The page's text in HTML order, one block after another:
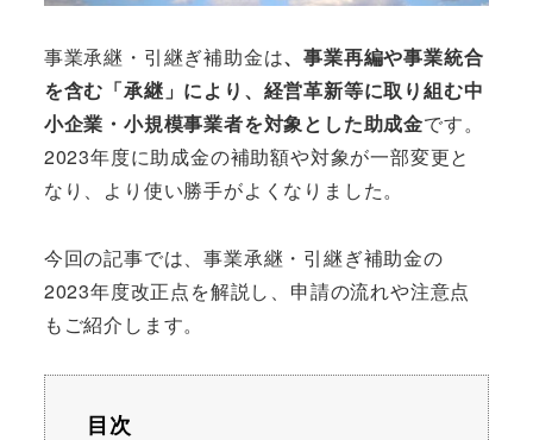
事業承継・引継ぎ補助金は、事業再編や事業統合
を含む「承継」により、経営革新等に取り組む中
小企業・小規模事業者を対象とした助成金です。
2023年度に助成金の補助額や対象が一部変更と
なり、より使い勝手がよくなりました。
今回の記事では、事業承継・引継ぎ補助金の
2023年度改正点を解説し、申請の流れや注意点
もご紹介します。
目次